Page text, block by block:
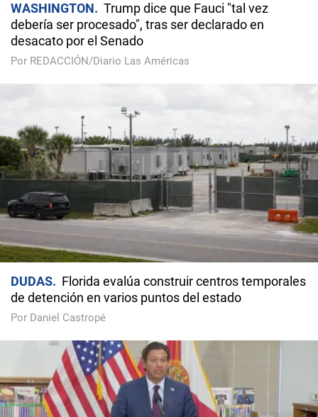
WASHINGTON
Trump dice que Fauci "tal vez
debería ser procesado", tras ser declarado en
desacato por el Senado
Por REDACCIÓN/Diario Las Américas
DUDAS
Florida evalúa construir centros temporales
de detención en varios puntos del estado
Por Daniel Castropé